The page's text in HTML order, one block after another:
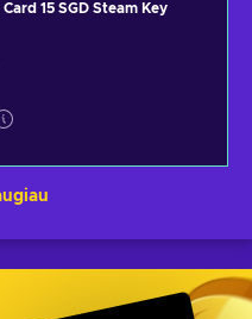
15 SGD Steam Key